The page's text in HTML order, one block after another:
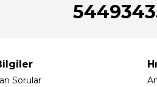
Sorular